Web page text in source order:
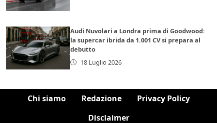
Audi Nuvolari a Londra prima di Goodwood:
la supercar ibrida da 1.001 CV si prepara al
debutto
18 Luglio 2026
Chi siamo Redazione
Privacy Policy
Disclaimer